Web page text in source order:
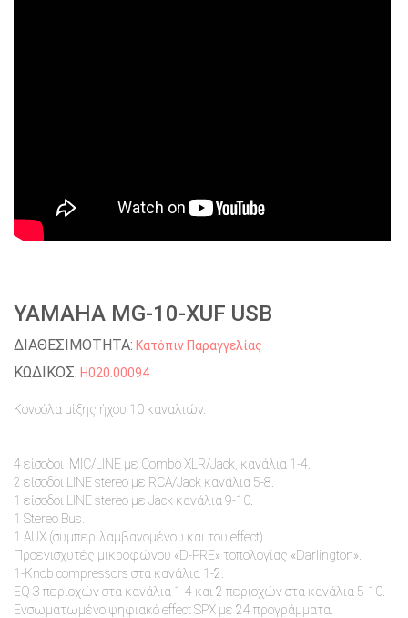
YAMAHA MG-10-XUF USB
ΔΙΑΘΕΣΙΜΟΤΗΤΑ: Κατόπιν Παραγγελίας
ΚΩΔΙΚΟΣ: H020.00094
Κονσόλα μίξης ήχου 10 καναλιών.
4 είσοδοι MIC/LINE με Combo XLR/Jack, κανάλια 1-4.
2 είσοδοι LINE stereo με RCA/Jack κανάλια 5-8.
1 είσοδοι LINE stereo με Jack κανάλια 9-10.
1 Stereo Bus.
1 AUX (συμπεριλαμβανομένου και του effect).
Προενισχυτές μικροφώνου «D-PRE» τοπολογίας «Darlington».
1-Knob compressors στα κανάλια 1-2.
EQ 3 περιοχών στα κανάλια 1-4 και 2 περιοχών στα κανάλια 5-10.
Ενσωματωμένο ψηφιακό effect SPX με 24 προγράμματα.